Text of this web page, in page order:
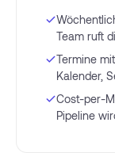
Team ruft
Termine
Kalender,
Cost-per-
Pipeline